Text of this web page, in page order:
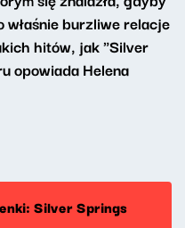
właśnie burzliwe relacje
hitów, jak "Silver
opowiada Helena
Silver Springs